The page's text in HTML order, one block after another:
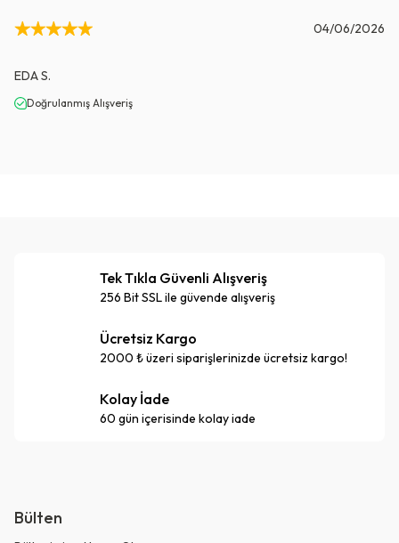
EDAS.
Doğrulanmış Alışveriş
04/06/2026
Tek Tıkla Güvenli Alışveriş
256 Bit SSL ile güvende alışveriş
Ücretsiz Kargo
2000 ₺ üzeri siparişlerinizde ücretsiz kargo!
Kolay İade
60 gün içerisinde kolay iade
Bülten